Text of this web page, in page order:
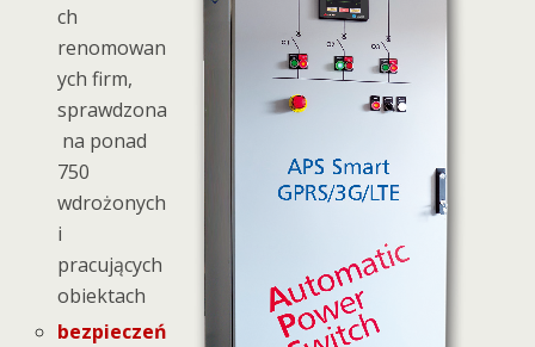
ch
renomowan
ych firm,
sprawdzona
na ponad
750
wdrożonych
i
pracujących
obiektach
bezpieczeń